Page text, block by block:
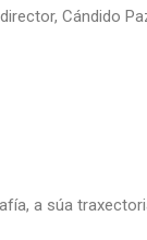
Cándido
a súa